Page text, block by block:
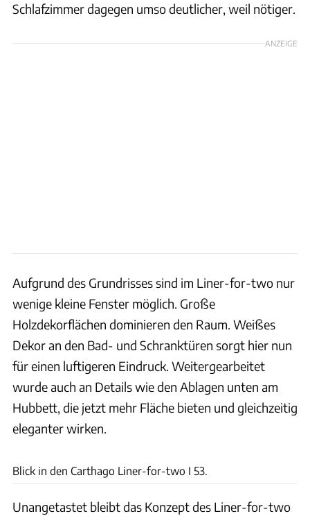
Schlafzimmer dagegen umso deutlicher, weil nötiger.
ANZEIGE
Aufgrund des Grundrisses sind im Liner-for-two nur
wenige kleine Fenster möglich. Große
Holzdekorflächen dominieren den Raum. Weißes
Dekor an den Bad- und Schranktüren sorgt hier nun
für einen luftigeren Eindruck. Weitergearbeitet
wurde auch an Details wie den Ablagen unten am
Hubbett, die jetzt mehr Fläche bieten und gleichzeitig
eleganter wirken.
Blick in den Carthago Liner-for-two I 53.
Unangetastet bleibt das Konzept des Liner-for-two